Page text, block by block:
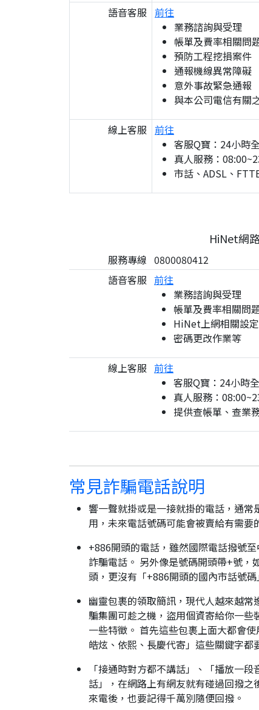
語音客服 前往
業務諮詢與受理
帳單及費率相關問
預防工程挖損案件
通報機線異常障礙
意外事故緊急通報
與本公司電信有關
線上客服 前往
客服Q寶：24小時
真人服務：
市話、ADSL、
HiNet網
服務專線 0800080412
語音客服 前往
業務諮詢與受理
帳單及費率相關問
HiNet上網相關設
密碼更改作業等
線上客服 前往
客服Q寶：24小時
真人服務：
提供查帳單、查業
常見詐騙電話說明
響一聲就掛或是一接就掛的電話，通
用，未來電話號碼可能會被賣給有需要
+886開頭的電話，雖然國際電話撥號
詐騙電話。 另外像是號碼開頭帶+號
頭，更沒有「+886開頭的國內市話號碼
幽靈包裹的領取簡訊，現代人越來越
騙集團可趁之機，盜用個資寄給你一
一些特徵。 首先這些包裹上面大都會
皓炫、依熙、長慶代寄」這些關鍵字
「接通時對方都不講話」、「播放一
話」，在網路上有網友就有碰過回撥
來電後，也要記得千萬別隨便回撥。